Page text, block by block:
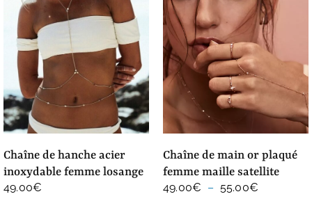
chaîne de hanche acier
inoxydable femme losange
49.00€
chaîne de main or plaqué
femme maille satellite
49.00€ – 55.00€